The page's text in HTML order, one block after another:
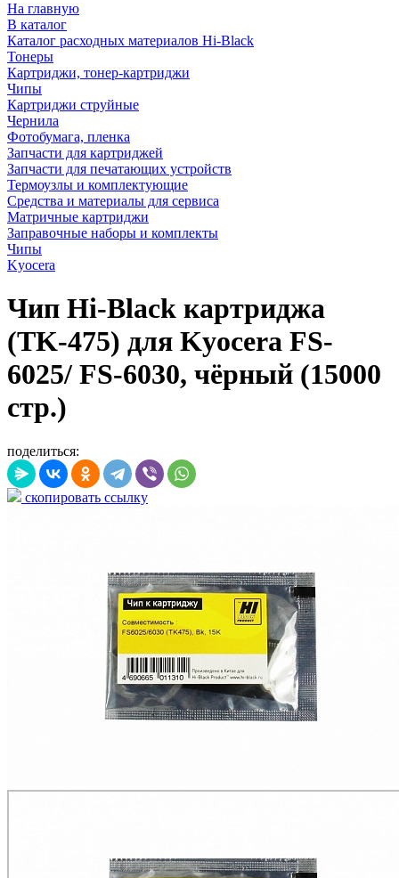
На главную
В каталог
Каталог расходных материалов Hi-Black
Тонеры
Картриджи, тонер-картриджи
Чипы
Картриджи струйные
Чернила
Фотобумага, пленка
Запчасти для картриджей
Запчасти для печатающих устройств
Термоузлы и комплектующие
Средства и материалы для сервиса
Матричные картриджи
Заправочные наборы и комплекты
Чипы
Kyocera
Чип Hi-Black картриджа
(TK-475) для Kyocera FS-
6025/ FS-6030, чёрный (15000
стр.)
поделиться:
скопировать ссылку